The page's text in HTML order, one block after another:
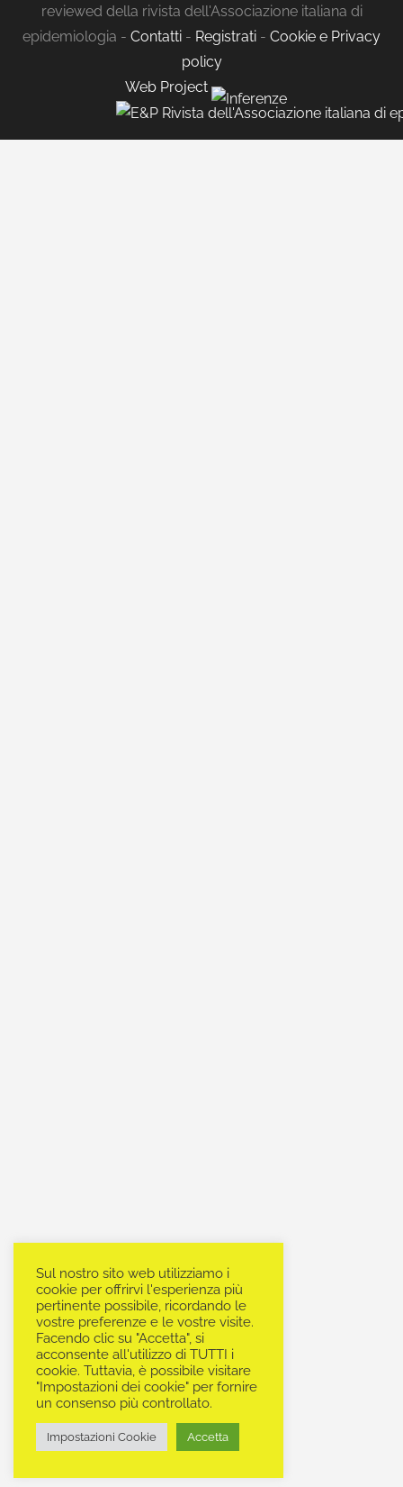
reviewed della rivista dell'Associazione italiana di
epidemiologia - Contatti - Registrati - Cookie e Privacy
policy
Web Project
Sul nostro sito web utilizziamo i
cookie per offrirvi l'esperienza più
pertinente possibile, ricordando le
vostre preferenze e le vostre visite.
Facendo clic su "Accetta", si
acconsente all'utilizzo di TUTTI i
cookie. Tuttavia, è possibile visitare
"Impostazioni dei cookie" per fornire
un consenso più controllato.
Impostazioni Cookie Accetta